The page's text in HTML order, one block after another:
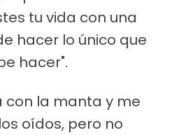
tu vida con una
hacer lo único que
hacer".
con la manta y me
oídos, pero no